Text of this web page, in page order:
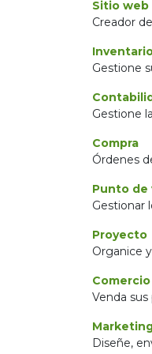
Sitio web
Creador
Gestione
Gestione
Compra
Órdenes
Punto de
Gestionar
Proyecto
Organice
Venda
Diseñe,